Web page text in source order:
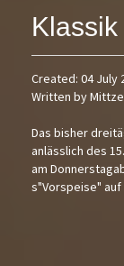
Created: 04 July
Written by
Das bisher
anlässlich des
am
s"Vorspeise" auf